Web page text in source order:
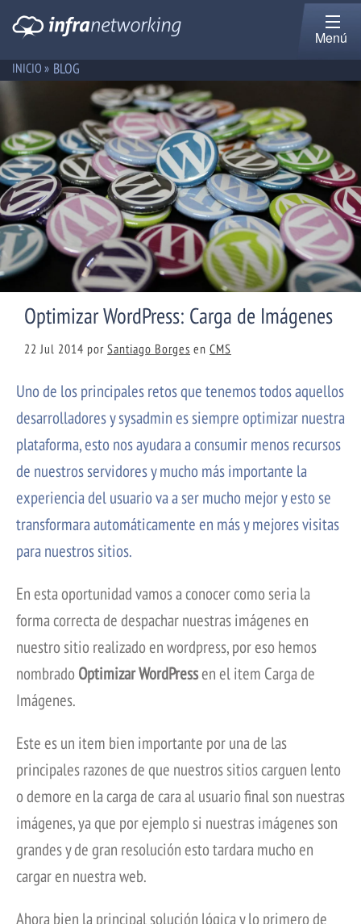
Menú
INICIO » BLOG
Optimizar WordPress: Carga de Imágenes
22 Jul 2014 por Santiago Borges en CMS
Uno de los principales retos que tenemos todos aquellos
desarrolladores y sysadmin es siempre optimizar nuestra
plataforma, esto nos ayudara a consumir menos recursos
de nuestros servidores y mucho más importante la
experiencia del usuario va a ser mucho mejor y esto se
transformara automáticamente en más y mejores visitas
para nuestros sitios.
En esta oportunidad vamos a conocer como seria la
forma correcta de despachar nuestras imágenes en
nuestro sitio realizado en wordpress, por eso hemos
nombradoOptimizar WordPressen el item Carga de
Imágenes.
Este es un item bien importante por una de las
principales razones de que nuestros sitios carguen lento
o demore en la carga de cara al usuario final son nuestras
imágenes, ya que por ejemplo si nuestras imágenes son
grandes y de gran resolución esto tardara mucho en
cargar en nuestra web.
Ahora bien la principal solución lógica y lo primero de